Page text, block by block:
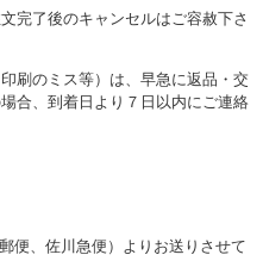
完了後のキャンセルはご容赦下さ
刷のミス等）は、早急に返品・交
合、到着日より７日以内にご連絡
便、佐川急便）よりお送りさせて